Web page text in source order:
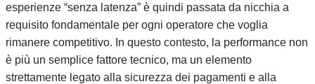
esperienze “senza latenza” è quindi passata da nicchia a
requisito fondamentale per ogni operatore che voglia
rimanere competitivo. In questo contesto, la performance non
è più un semplice fattore tecnico, ma un elemento
strettamente legato alla sicurezza dei pagamenti e alla